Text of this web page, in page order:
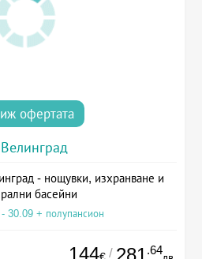
офертата
Велинград
- нощувки, изхранване и
басейни
30.09 + полупансион
144 / 281 .64